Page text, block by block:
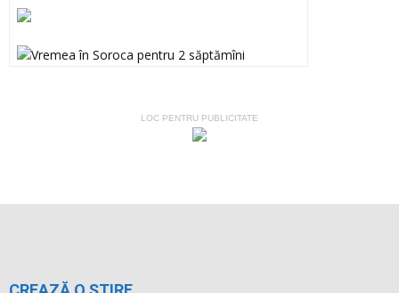
LOC PENTRU PUBLICITATE
Dacă ai fost martorul unor accidente sau fenomene